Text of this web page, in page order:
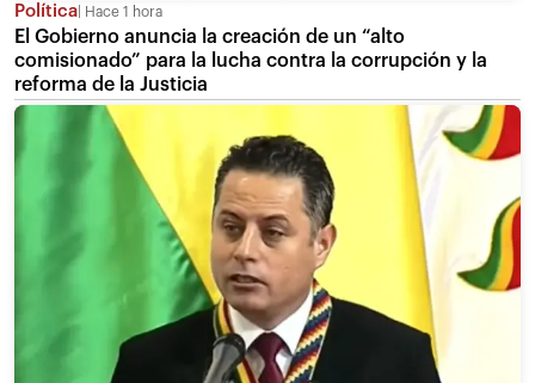
Política Hace 1 hora
El Gobierno anuncia la creación de un “alto
comisionado” para la lucha contra la corrupción y la
reforma de la Justicia